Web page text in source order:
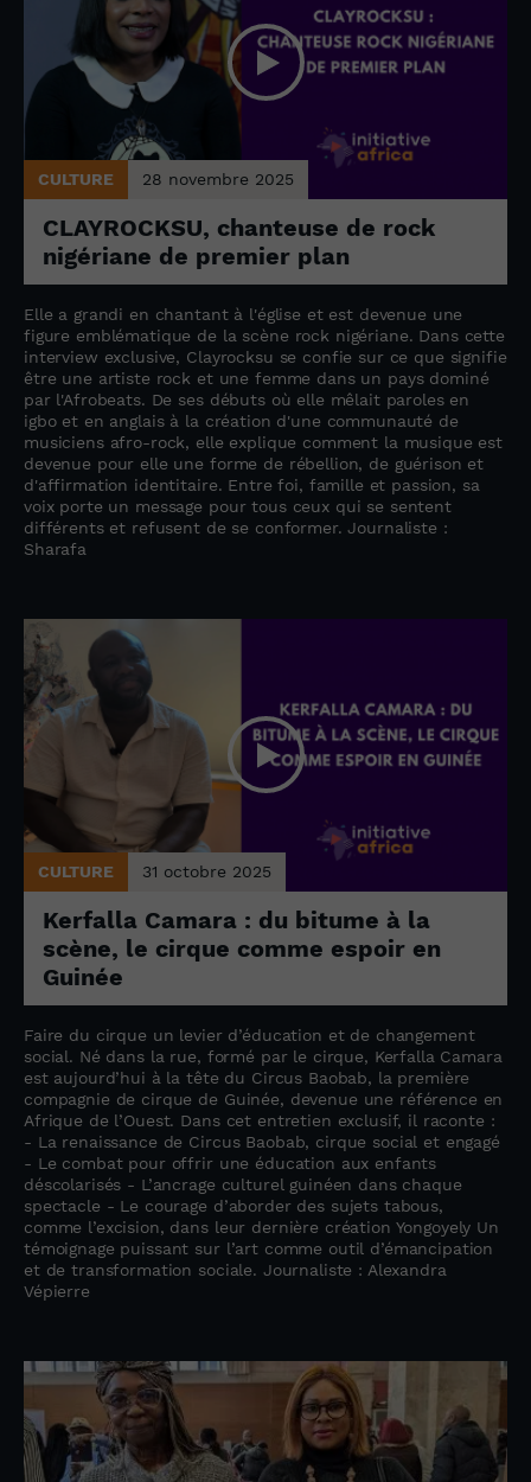
CULTURE 28 novembre 2025
CLAYROCKSU, chanteuse de rock
nigériane de premier plan
Elle a grandi en chantant à l'église et est devenue une
figure emblématique de la scène rock nigériane. Dans cette
interview exclusive, Clayrocksu se confie sur ce que signifie
être une artiste rock et une femme dans un pays dominé
par l'Afrobeats. De ses débuts où elle mêlait paroles en
igbo et en anglais à la création d'une communauté de
musiciens afro-rock, elle explique comment la musique est
devenue pour elle une forme de rébellion, de guérison et
d'affirmation identitaire. Entre foi, famille et passion, sa
voix porte un message pour tous ceux qui se sentent
différents et refusent de se conformer. Journaliste :
Sharafa
CULTURE 31 octobre 2025
Kerfalla Camara : du bitume à la
scène, le cirque comme espoir en
Guinée
Faire du cirque un levier d’éducation et de changement
social. Né dans la rue, formé par le cirque, Kerfalla Camara
est aujourd’hui à la tête du Circus Baobab, la première
compagnie de cirque de Guinée, devenue une référence en
Afrique de l’Ouest. Dans cet entretien exclusif, il raconte :
- La renaissance de Circus Baobab, cirque social et engagé
- Le combat pour offrir une éducation aux enfants
déscolarisés - L’ancrage culturel guinéen dans chaque
spectacle - Le courage d’aborder des sujets tabous,
comme l’excision, dans leur dernière création Yongoyely Un
témoignage puissant sur l’art comme outil d’émancipation
et de transformation sociale. Journaliste : Alexandra
Vépierre